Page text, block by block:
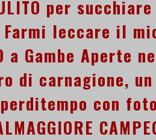
per
Farmi leccare il
a Gambe Aperte
di carnagione,
con